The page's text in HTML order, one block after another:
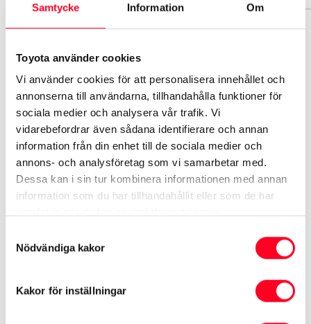
Samtycke Information Om
Toyota använder cookies
Vi använder cookies för att personalisera innehållet och
annonserna till användarna, tillhandahålla funktioner för
sociala medier och analysera vår trafik. Vi
vidarebefordrar även sådana identifierare och annan
information från din enhet till de sociala medier och
annons- och analysföretag som vi samarbetar med.
Dessa kan i sin tur kombinera informationen med annan
information som du har tillhandahållit eller som de har
Nödvändiga kakor
Kakor för inställningar
Ford
Modell
Fiesta
Växellåda
Manuell